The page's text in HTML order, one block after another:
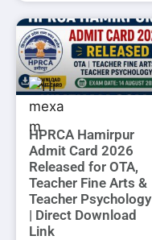
HPRCA Hamirpur
Admit Card 2026
Released for OTA,
Teacher Fine Arts &
Teacher Psychology
| Direct Download
Link